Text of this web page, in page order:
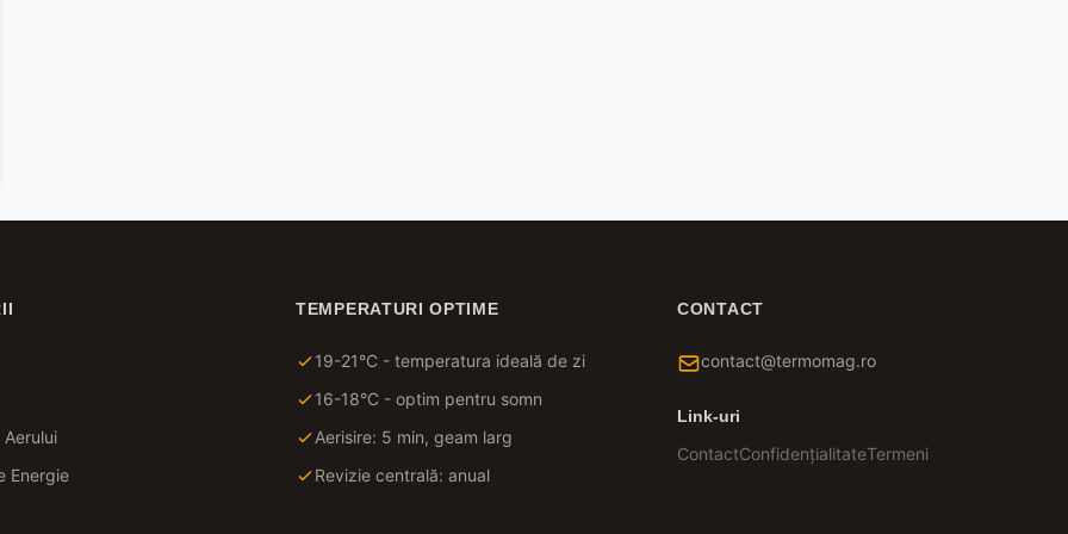
Energie
TEMPERATURI OPTIME
19-21°C - temperatura ideală de zi
16-18°C - optim pentru somn
Aerisire: 5 min, geam larg
Revizie centrală: anual
CONTACT
contact@termomag.ro
Link-uri
ContactConfidențialitateTermeni